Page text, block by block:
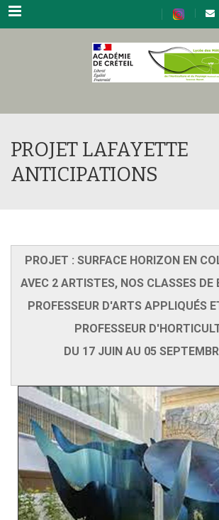
Menu
PROJET LAFAYETTE
ANTICIPATIONS
https://www.flipsnack.com/E89FED77C6F/test-
PROJET : SURFACE HORIZON EN
AVEC 2 ARTISTES, NOS CLASSES DE
PROFESSEUR D'ARTS APPLIQUÉS
PROFESSEUR
DU 17 JUIN AU 05